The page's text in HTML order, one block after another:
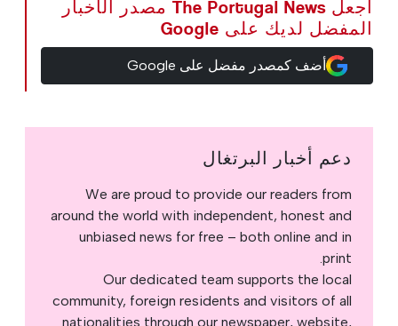
اجعل The Portugal News مصدر الأخبار
المفضل لديك على Google
أضف كمصدر مفضل على Google
دعم أخبار البرتغال
We are proud to provide our readers from
around the world with independent, honest and
unbiased news for free – both online and in
print.
Our dedicated team supports the local
community, foreign residents and visitors of all
nationalities through our newspaper, website,